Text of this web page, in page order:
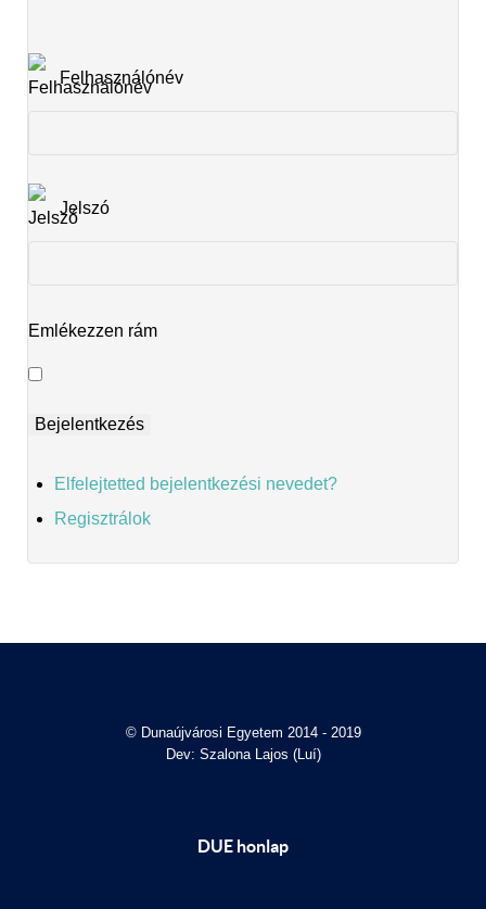
Felhasználónév
Jelszó
Emlékezzen rám
Elfelejtetted bejelentkezési nevedet?
Regisztrálok
© Dunaújvárosi Egyetem 2014 - 2019
Dev: Szalona Lajos (Luí)
DUE honlap